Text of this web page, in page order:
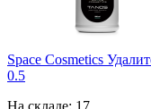
Space Cosmetics
0.5